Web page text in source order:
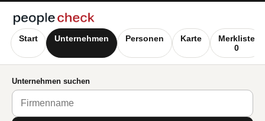
Start Unternehmen Personen Karte
Merkliste
0
Unternehmen suchen